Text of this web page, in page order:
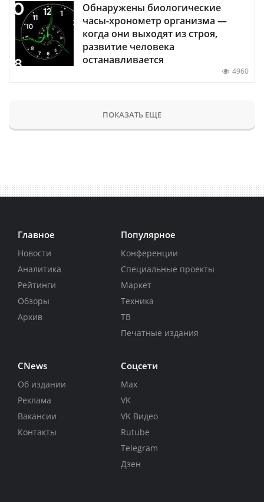
Обнаружены биологические
часы-хронометр организма —
когда они выходят из строя,
развитие человека
останавливается
4960
ПОКАЗАТЬ ЕЩЕ
Главное
Новости
Аналитика
Рейтинги
Обзоры
Архив
Популярное
Конференции
Специальные проекты
Маркет
Техника
ТВ
Печатные издания
CNews
Об издании
Реклама
Вакансии
Контакты
Соцсети
Max
VK
VK Видео
Rutube
Telegram
Дзен